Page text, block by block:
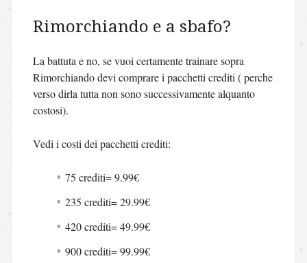
Rimorchiando e a sbafo?
La battuta e no, se vuoi certamente trainare sopra
Rimorchiando devi comprare i pacchetti crediti ( perche
verso dirla tutta non sono successivamente alquanto
costosi).
Vedi i costi dei pacchetti crediti:
75 crediti= 9.99€
235 crediti= 29.99€
420 crediti= 49.99€
900 crediti= 99.99€